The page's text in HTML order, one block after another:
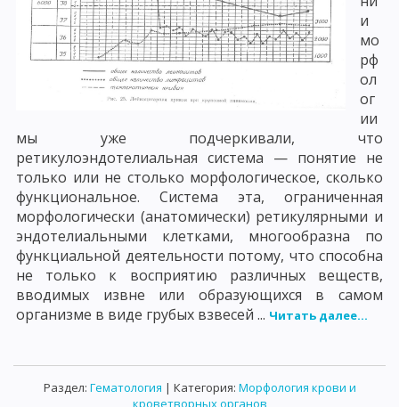
и
мо
рф
ол
ог
ии
мы уже подчеркивали, что
ретикулоэндотелиальная система — понятие не
только или не столько морфологическое, сколько
функциональное. Система эта, ограниченная
морфологически (анатомически) ретикулярными и
эндотелиальными клетками, многообразна по
функциальной деятельности потому, что способна
не только к восприятию различных веществ,
вводимых извне или образующихся в самом
организме в виде грубых взвесей ... Читать далее...
Раздел: Гематология | Категория: Морфология крови и
кроветворных органов